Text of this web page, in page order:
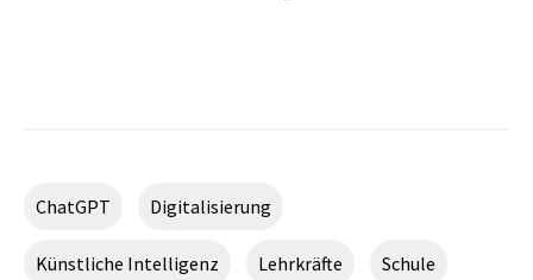
ChatGPT Digitalisierung
Künstliche Intelligenz Lehrkräfte Schule